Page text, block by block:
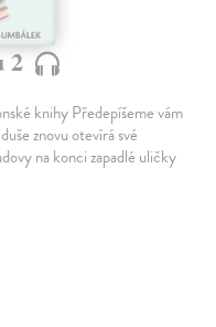
2
knihy Předepíšeme vám
znovu otevírá své
na konci zapadlé uličky